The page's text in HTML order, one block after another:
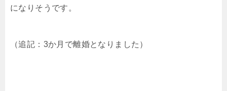
になりそうです。
（追記：3か月で離婚となりました）